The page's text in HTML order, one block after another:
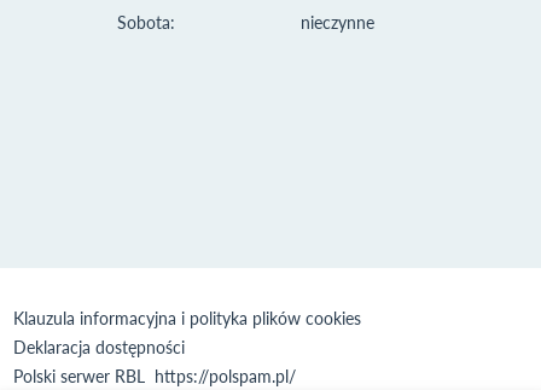
Sobota:
nieczynne
Klauzula informacyjna i polityka plików cookies
Deklaracja dostępności
Polski serwer RBL https://polspam.pl/